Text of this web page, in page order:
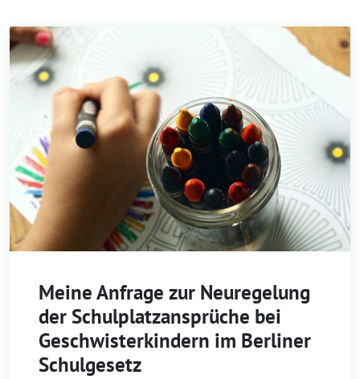
Meine Anfrage zur Neuregelung
der Schulplatzansprüche bei
Geschwisterkindern im Berliner
Schulgesetz